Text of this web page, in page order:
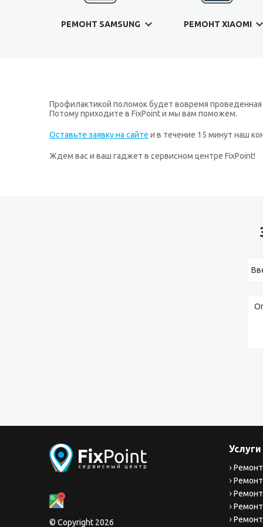
РЕМОНТ SAMSUNG РЕМОНТ XIAOMI
Профилактикой поломок будет вовремя проведенная
Потому приходите в FixPoint и мы вам поможем.
Оставьте заявку на сайте и в течение 15 минут наш
Ждем вас и ваш гаджет в сервисном центре FixPoint!
© Copyright 2026
Услуги